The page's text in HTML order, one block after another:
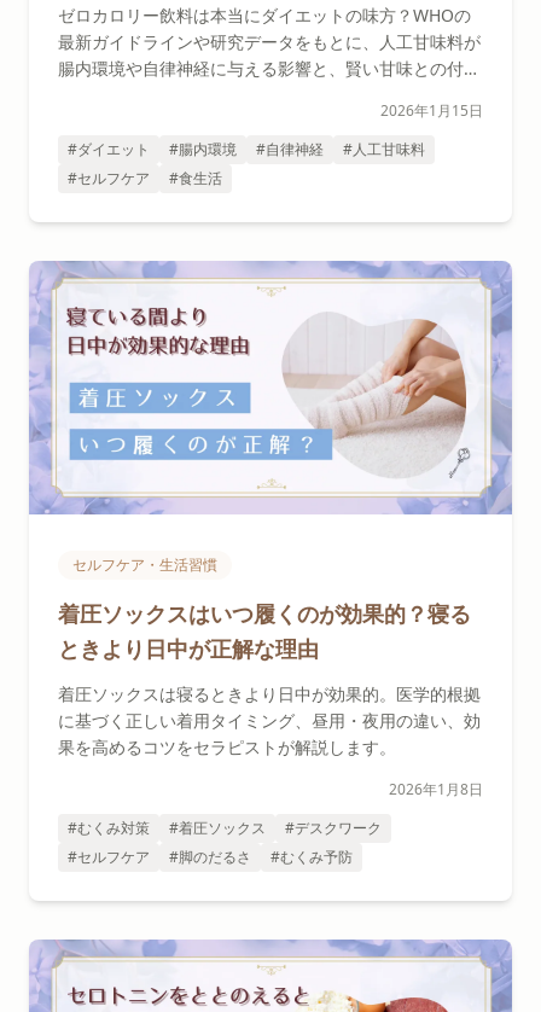
ゼロカロリー飲料は本当にダイエットの味方？WHOの
最新ガイドラインや研究データをもとに、人工甘味料が
腸内環境や自律神経に与える影響と、賢い甘味との付き
2026年1月15日
#ダイエット
#腸内環境 #自律神経
#人工甘味料
#セルフケア
#食生活
セルフケア・生活習慣
着圧ソックスはいつ履くのが効果的？寝る
ときより日中が正解な理由
着圧ソックスは寝るときより日中が効果的。医学的根拠
に基づく正しい着用タイミング、昼用・夜用の違い、効
果を高めるコツをセラピストが解説します。
2026年1月8日
#むくみ対策
#着圧ソックス
#デスクワーク
#セルフケア
#脚のだるさ #むくみ予防